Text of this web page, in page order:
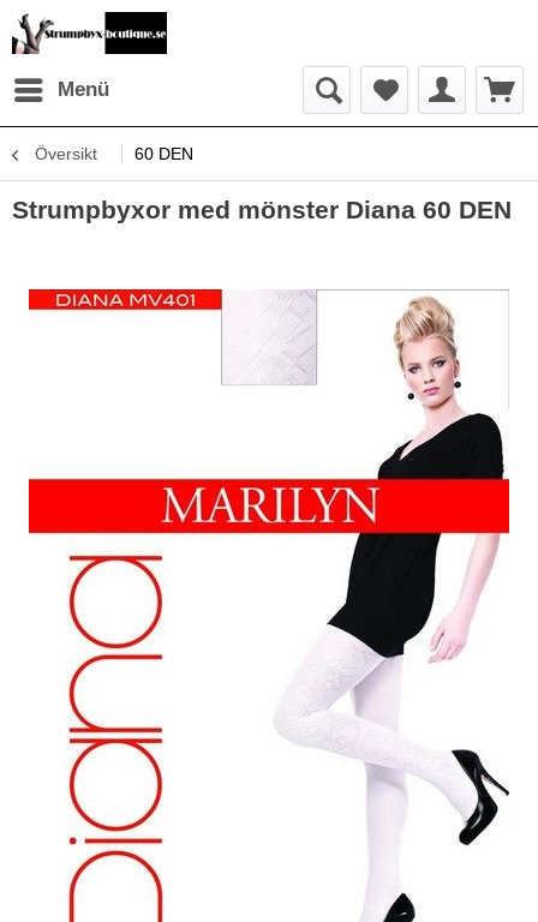
Menü
Översikt 60 DEN
Strumpbyxor med mönster Diana 60 DEN